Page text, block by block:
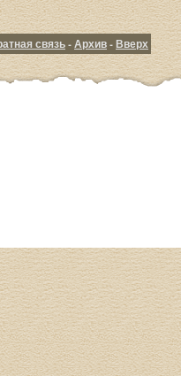
связь-Архив-Вверх